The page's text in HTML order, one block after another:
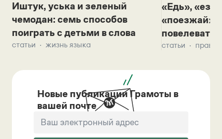
Иштук, уська и зеленый
чемодан: семь способов
поиграть с детьми в слова
статьи жизнь языка
«Едь»,
«поезжай»?
повелевать
статьи
Новые публикации Грамоты в
вашей почте